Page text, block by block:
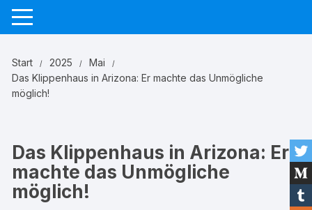
Zum
Inhalt
Start 2025
Mai
Das Klippenhaus in Arizona: Er machte das Unmögliche
möglich!
Das Klippenhaus in Arizona: Er
machte das Unmögliche
möglich!